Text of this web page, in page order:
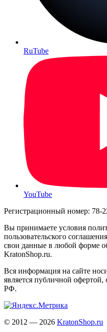
RuTube
YouTube
Регистрационный номер: 78-
Вы принимаете условия
пользовательского
свои данные в любой форме
KratonShop.ru.
Вся информация на сайте
является публичной
РФ.
© 2012 — 2026 KratonShop.ru